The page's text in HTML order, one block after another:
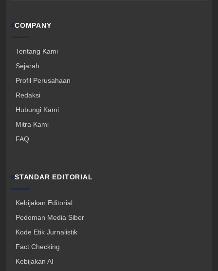
COMPANY
Tentang Kami
Sejarah
Profil Perusahaan
Redaksi
Hubungi Kami
Mitra Kami
FAQ
STANDAR EDITORIAL
Kebijakan Editorial
Pedoman Media Siber
Kode Etik Jurnalistik
Fact Checking
Kebijakan AI